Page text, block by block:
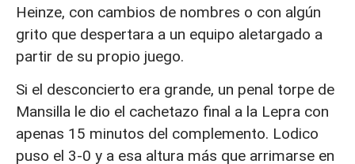
Heinze, con cambios de nombres o con algún
grito que despertara a un equipo aletargado a
partir de su propio juego.
Si el desconcierto era grande, un penal torpe de
Mansilla le dio el cachetazo final a la Lepra con
apenas 15 minutos del complemento. Lodico
puso el 3-0 y a esa altura más que arrimarse en